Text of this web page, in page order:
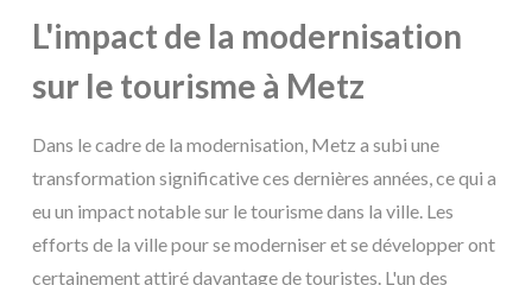
L'impact de la modernisation
sur le tourisme à Metz
Dans le cadre de la modernisation, Metz a subi une
transformation significative ces dernières années, ce qui a
eu un impact notable sur le tourisme dans la ville. Les
efforts de la ville pour se moderniser et se développer ont
certainement attiré davantage de touristes. L'un des